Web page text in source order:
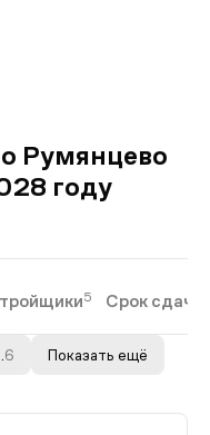
Румянцево
году
5 Срок сдачи
6 Показать ещё